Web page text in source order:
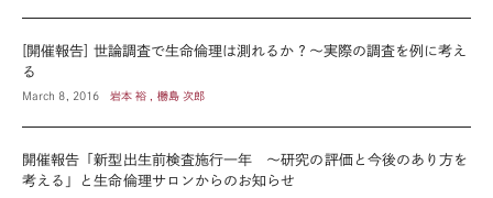
[開催報告] 世論調査で生命倫理は測れるか？～実際の調査を例に考え
る
March 8, 2016 岩本 裕 , 橳島 次郎
開催報告「新型出生前検査施行一年 ～研究の評価と今後のあり方を
考える」と生命倫理サロンからのお知らせ